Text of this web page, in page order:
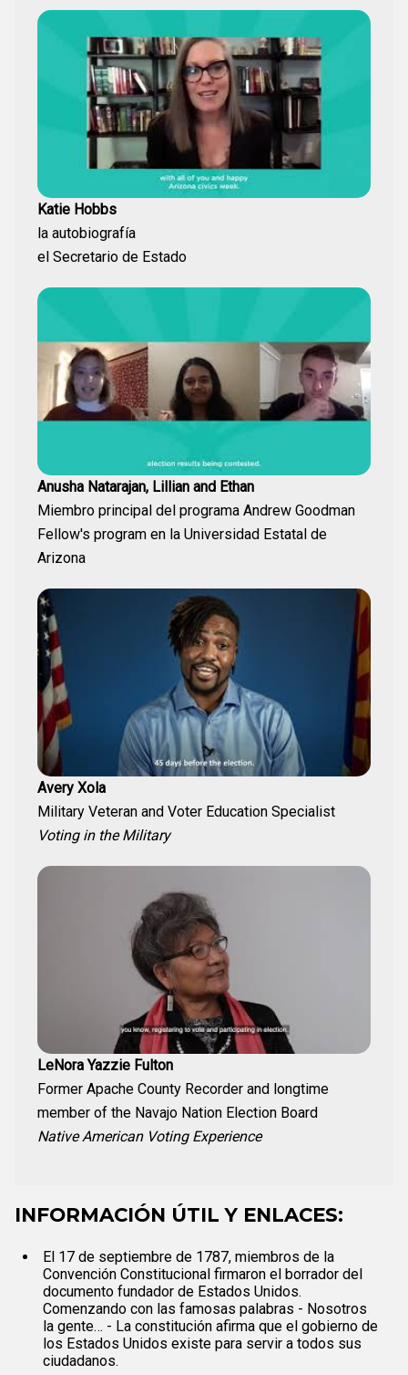
Katie Hobbs
la autobiografía
el Secretario de Estado
Anusha Natarajan, Lillian and Ethan
Miembro principal del programa Andrew Goodman
Fellow's program en la Universidad Estatal de
Arizona
Avery Xola
Military Veteran and Voter Education Specialist
Voting in the Military
LeNora Yazzie Fulton
Former Apache County Recorder and longtime
member of the Navajo Nation Election Board
Native American Voting Experience
INFORMACIÓN ÚTIL Y ENLACES:
El 17 de septiembre de 1787, miembros de la
Convención Constitucional firmaron el borrador del
documento fundador de Estados Unidos.
Comenzando con las famosas palabras - Nosotros
la gente… - La constitución afirma que el gobierno de
los Estados Unidos existe para servir a todos sus
ciudadanos.